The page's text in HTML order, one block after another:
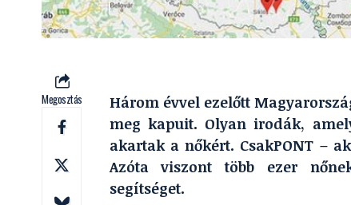
Megosztás
Három évvel ezelőtt
meg kapuit. Olyan irodák,
akartak a nőkért. CsakPONT –
Azóta viszont több ezer
segítséget.